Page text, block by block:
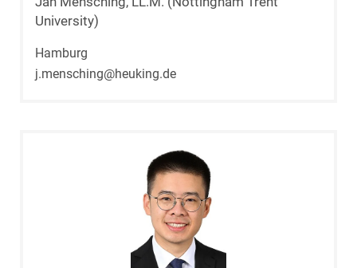
University)
Hamburg
j.mensching@heuking.de